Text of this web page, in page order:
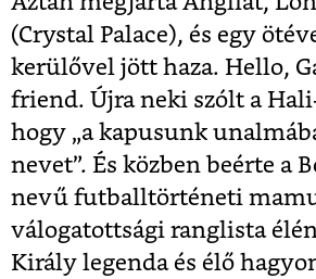
(Crystal Palace), és egy
kerülővel jött haza. Hello,
friend. Újra neki szólt a
hogy „a kapusunk
nevet”. És közben beérte a
nevű futballtörténeti
válogatottsági ranglista
Király legenda és élő